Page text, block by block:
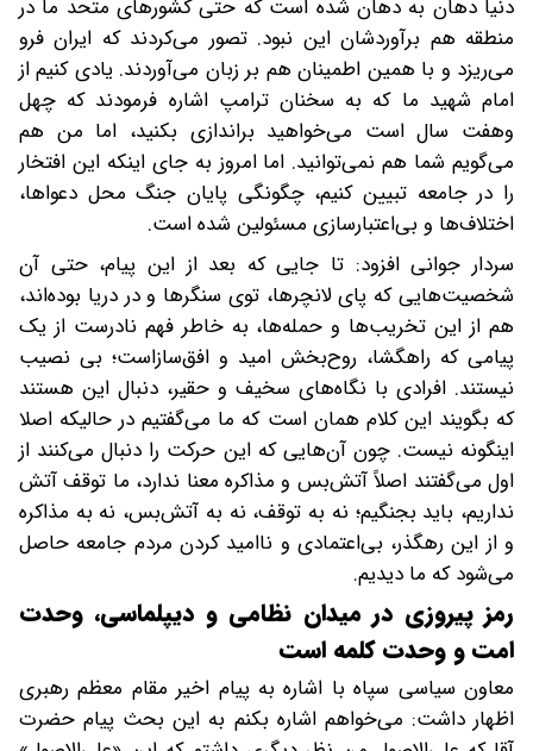
دنیا دهان به دهان شده است که حتی کشورهای متحد ما در
منطقه هم برآوردشان این نبود. تصور می‌کردند که ایران فرو
می‌ریزد و با همین اطمینان هم بر زبان می‌آوردند. یادی کنیم از
امام شهید ما که به سخنان ترامپ اشاره فرمودند که چهل
وهفت سال است می‌خواهید براندازی بکنید، اما من هم
می‌گویم شما هم نمی‌توانید. اما امروز به جای اینکه این افتخار
را در جامعه تبیین کنیم، چگونگی پایان جنگ محل دعواها،
اختلاف‌ها و بی‌اعتبارسازی مسئولین شده است.
سردار جوانی افزود: تا جایی که بعد از این پیام، حتی آن
شخصیت‌هایی که پای لانچرها، توی سنگرها و در دریا بوده‌اند،
هم از این تخریب‌ها و حمله‌ها، به خاطر فهم نادرست از یک
پیامی که راهگشا، روح‌بخش امید و افق‌سازاست؛ بی نصیب
نیستند. افرادی با نگاه‌های سخیف و حقیر، دنبال این هستند
که بگویند این کلام همان است که ما می‌گفتیم در حالیکه اصلا
اینگونه نیست. چون آن‌هایی که این حرکت را دنبال می‌کنند از
اول می‌گفتند اصلاً آتش‌بس و مذاکره معنا ندارد، ما توقف آتش
نداریم، باید بجنگیم؛ نه به توقف، نه به آتش‌بس، نه به مذاکره
و از این رهگذر، بی‌اعتمادی و ناامید کردن مردم جامعه حاصل
می‌شود که ما دیدیم.
رمز پیروزی در میدان نظامی و دیپلماسی، وحدت
امت و وحدت کلمه است
معاون سیاسی سپاه با اشاره به پیام اخیر مقام معظم رهبری
اظهار داشت: می‌خواهم اشاره بکنم به این بحث پیام حضرت